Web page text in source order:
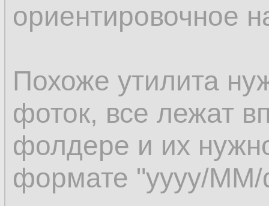
ориентировочное
Похоже утилита
фоток, все лежат
фолдере и их
формате "yyyy/